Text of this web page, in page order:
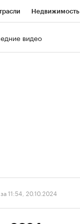
Недвижимость
видео
11:54, 20.10.2024